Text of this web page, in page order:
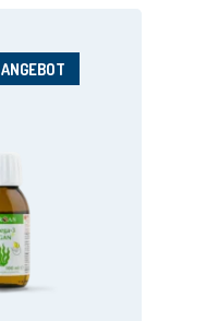
ANGEBOT